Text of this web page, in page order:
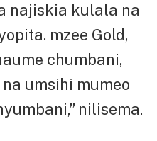
najiskia kulala na
mzee Gold,
chumbani,
umsihi mumeo
nilisema.